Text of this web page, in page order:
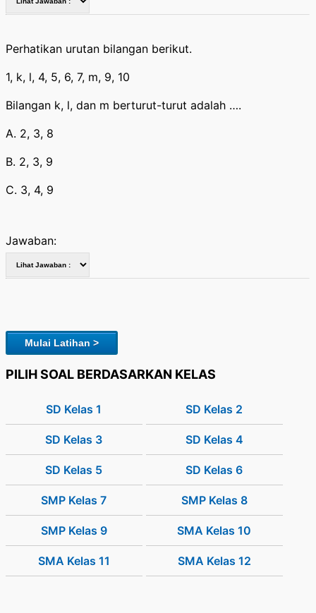
Perhatikan urutan bilangan berikut.
1, k, l, 4, 5, 6, 7, m, 9, 10
Bilangan k, l, dan m berturut-turut adalah ….
A. 2, 3, 8
B. 2, 3, 9
C. 3, 4, 9
Jawaban:
Mulai Latihan >
PILIH SOAL BERDASARKAN KELAS
SD Kelas 1 SD Kelas 2
SD Kelas 3 SD Kelas 4
SD Kelas 5 SD Kelas 6
SMP Kelas 7 SMP Kelas 8
SMP Kelas 9 SMA Kelas 10
SMA Kelas 11 SMA Kelas 12